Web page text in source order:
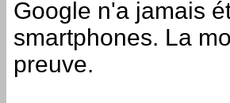
Google n'a jamais
smartphones. La
preuve.